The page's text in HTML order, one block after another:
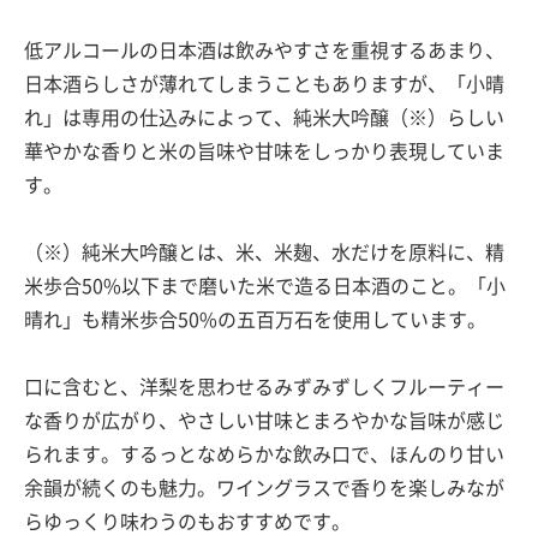
低アルコールの日本酒は飲みやすさを重視するあまり、
日本酒らしさが薄れてしまうこともありますが、「小晴
れ」は専用の仕込みによって、純米大吟醸（※）らしい
華やかな香りと米の旨味や甘味をしっかり表現していま
す。
（※）純米大吟醸とは、米、米麹、水だけを原料に、精
米歩合50%以下まで磨いた米で造る日本酒のこと。「小
晴れ」も精米歩合50%の五百万石を使用しています。
口に含むと、洋梨を思わせるみずみずしくフルーティー
な香りが広がり、やさしい甘味とまろやかな旨味が感じ
られます。するっとなめらかな飲み口で、ほんのり甘い
余韻が続くのも魅力。ワイングラスで香りを楽しみなが
らゆっくり味わうのもおすすめです。